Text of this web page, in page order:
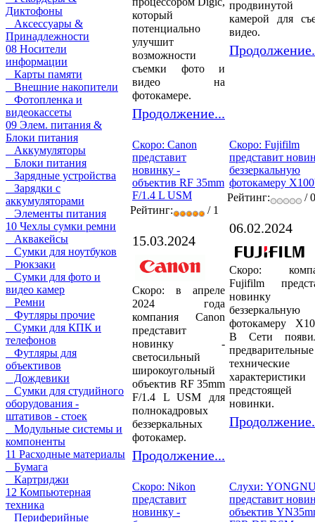
Диктофоны
Аксессуары &
Принадлежности
08 Носители
информации
Карты памяти
Внешние накопители
Фотопленка и
видеокассеты
09 Элем. питания &
Блоки питания
Аккумуляторы
Блоки питания
Зарядные устройства
Зарядки с
аккумуляторами
Элементы питания
10 Чехлы сумки ремни
Аквакейсы
Сумки для ноутбуков
Рюкзаки
Сумки для фото и
видео камер
Ремни
Футляры прочие
Сумки для КПК и
телефонов
Футляры для
объективов
Дождевики
Сумки для студийного
оборудования -
штативов - стоек
Модульные системы и
компоненты
11 Расходные материалы
Бумага
Картриджи
12 Компьютерная
техника
Периферийные
который
потенциально
улучшит
возможности
съемки фото и
видео на
фотокамере.
Продолжение...
продвинутой
камерой для
видео.
Скоро: Canon
представит
новинку -
объектив RF 35mm
F/1.4 L USM
Рейтинг:
/ 1
15.03.2024
Скоро: в апреле
2024 года
компания Canon
представит
новинку -
светосильный
широкоугольный
объектив RF 35mm
F/1.4 L USM для
полнокадровых
беззеркальных
фотокамер.
Продолжение...
Скоро: Fujifilm
представит
беззеркальную
фотокамеру
Рейтинг:
/ 0
06.02.2024
Скоро:
Fujifilm
беззеркальную
фотокамеру
В Сети
предварительные
технические
характеристики
предстоящей
новинки.
Скоро: Nikon
представит
новинку -
Слухи:
представит
объектив